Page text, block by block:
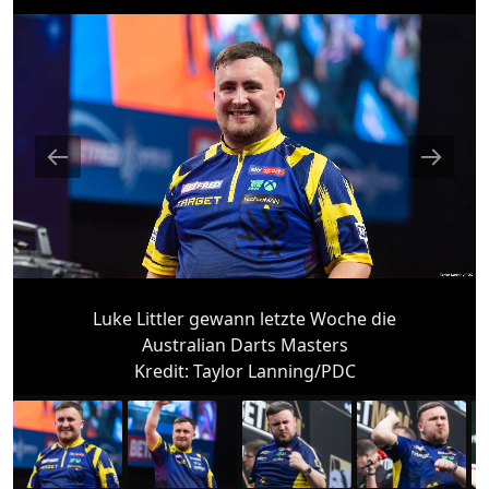
Luke Littler gewann letzte Woche die
Australian Darts Masters
Kredit: Taylor Lanning/PDC